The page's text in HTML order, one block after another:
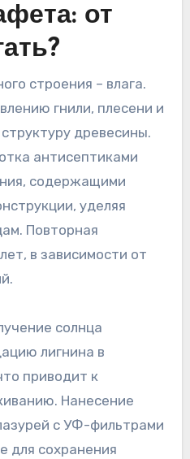
от
строения – влага.
гнили, плесени и
древесины.
антисептиками
содержащими
уделяя
Повторная
в зависимости от
солнца
лигнина в
приводит к
Нанесение
с УФ-фильтрами
для сохранения